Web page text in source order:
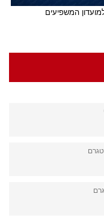
המשפיעים